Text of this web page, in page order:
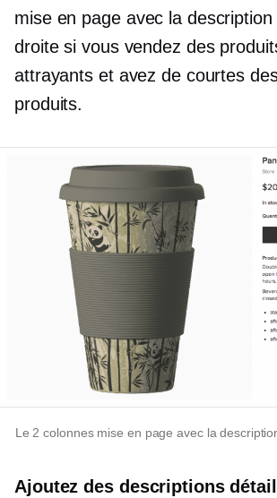
mise en page avec la
droite si vous vendez des
attrayants et avez de courtes
produits.
Le2 colonnesmise en page avec la
Ajoutez des descriptions